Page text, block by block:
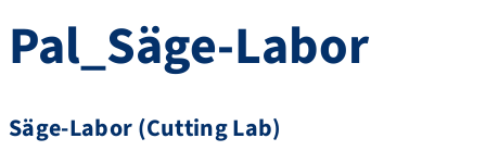
Pal_Säge-Labor
Säge-Labor (Cutting Lab)